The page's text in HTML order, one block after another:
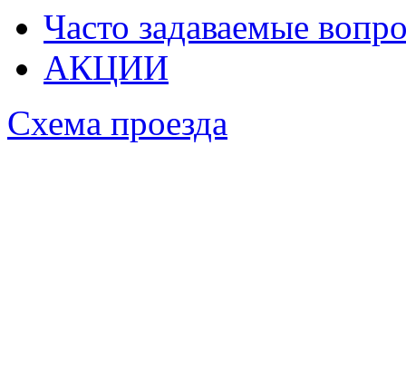
Часто задаваемые
АКЦИИ
Схема проезда